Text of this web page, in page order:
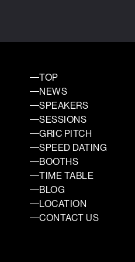
TOP
NEWS
SPEAKERS
SESSIONS
GRIC PITCH
SPEED DATING
BOOTHS
TIME TABLE
BLOG
LOCATION
CONTACT US